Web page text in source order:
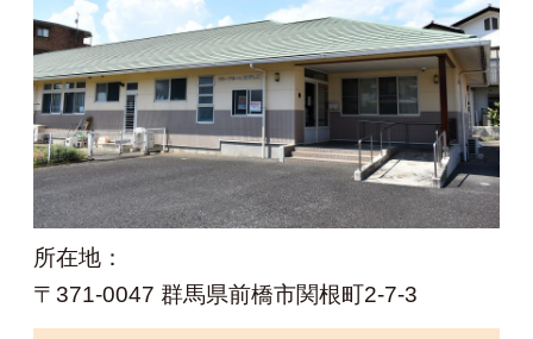
所在地：
〒371-0047 群馬県前橋市関根町2-7-3